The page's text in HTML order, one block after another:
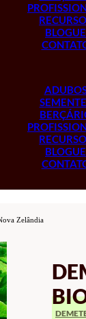
BLOGUE
BLOGUE
Zelândia